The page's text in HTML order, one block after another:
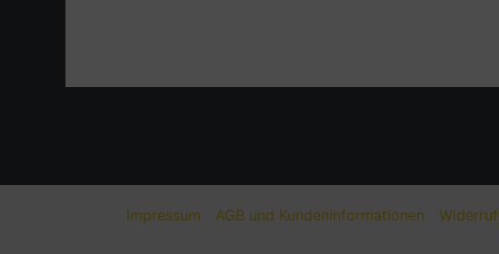
Impressum AGB und Kundeninformationen